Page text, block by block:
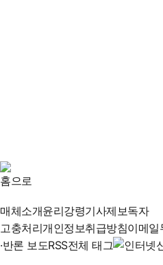
매체소개윤리강령기사제보독자
고충처리개인정보취급방침이메일
·반론 보도RSS전체 태그